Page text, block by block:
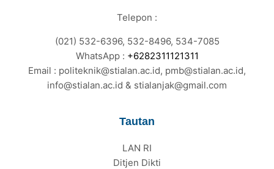
Telepon :
(021) 532-6396, 532-8496, 534-7085
WhatsApp : +6282311121311
Email : politeknik@stialan.ac.id, pmb@stialan.ac.id,
info@stialan.ac.id & stialanjak@gmail.com
Tautan
LAN RI
Ditjen Dikti